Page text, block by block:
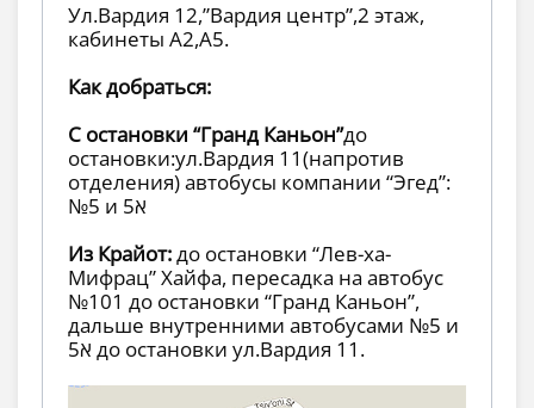
Ул.Вардия 12,”Вардия центр”,2 этаж,
кабинеты А2,А5.
Как добраться:
C остановки “Гранд Каньон”до
остановки:ул.Вардия 11(напротив
отделения) автобусы компании “Эгед”:
№5 и 5א
Из Крайот:до остановки “Лев-ха-
Мифрац” Хайфа, пересадка на автобус
№101 до остановки “Гранд Каньон”,
дальше внутренними автобусами №5 и
5א до остановки ул.Вардия 11.